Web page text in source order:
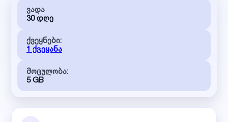
ვადა
30 დღე
ქვეყნები:
1 ქვეყანა
მოცულობა:
5 GB